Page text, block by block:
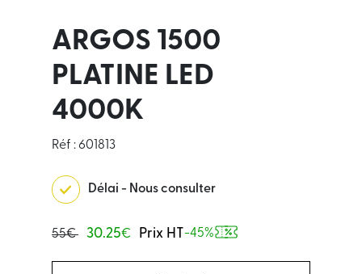
ARGOS 1500
PLATINE LED
4000K
Réf : 601813
Délai - Nous consulter
55€ 30.25€ Prix HT-45%